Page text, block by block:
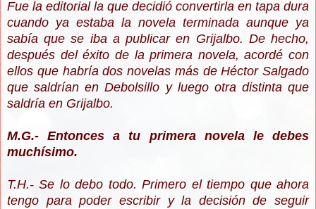
Fue la editorial la que decidió convertirla en tapa dura
cuando ya estaba la novela terminada aunque ya
sabía que se iba a publicar en Grijalbo. De hecho,
después del éxito de la primera novela, acordé con
ellos que habría dos novelas más de Héctor Salgado
que saldrían en Debolsillo y luego otra distinta que
saldría en Grijalbo.
M.G.- Entonces a tu primera novela le debes
muchísimo.
T.H.- Se lo debo todo. Primero el tiempo que ahora
tengo para poder escribir y la decisión de seguir